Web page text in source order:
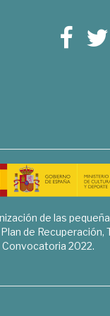
de las
de Recuperación,
Convocatoria 2022.